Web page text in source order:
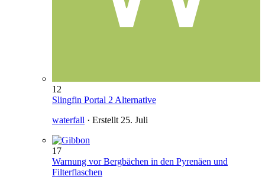
12
Slingfin Portal 2 Alternative
waterfall · Erstellt 25. Juli
17
Warnung vor Bergbächen in den Pyrenäen und
Filterflaschen